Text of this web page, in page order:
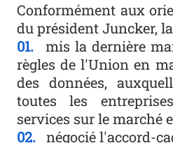
Conformément aux
du président Juncker,
mis la dernière
règles de l'Union en
des données,
toutes les
services sur le marché
négocié l'accord-